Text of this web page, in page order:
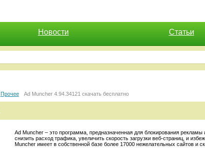
Новости Статьи
Прочее Ad Muncher 4.94.34121 скачать бесплатно
Ad Muncher – это программа, предназначенная для блокирования
снизить расход трафика, увеличить скорость загрузки веб-страниц, и
Muncher имеет в собственной базе более 17000 нежелательных сайтов и